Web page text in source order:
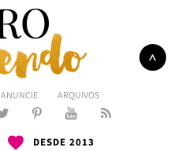
ANUNCIE ARQUIVOS
DESDE 2013